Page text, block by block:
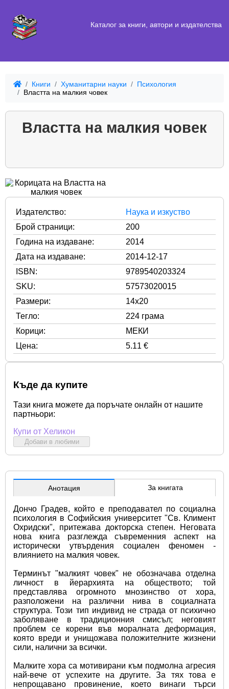
Каталог за книги, автори и издателства
Книги Хуманитарни науки
Психология
Властта на малкия човек
Властта на малкия човек
Издателство:
Наука и изкуство
Брой страници:
200
Година на издаване:
2014
Дата на издаване:
2014-12-17
ISBN:
9789540203324
SKU:
57573020015
Размери:
14x20
Тегло:
224 грама
Корици:
МЕКИ
Цена:
5.11 €
Къде да купите
Тази книга можете да поръчате онлайн от нашите
партньори:
Купи от Хеликон
Добави в любими
Анотация За книгата
Дончо Градев, който е преподавател по социална
психология в Софийския университет "Св. Климент
Охридски", притежава докторска степен. Неговата
нова книга разглежда съвременния аспект на
исторически утвърдения социален феномен -
влиянието на малкия човек.
Терминът "малкият човек" не обозначава отделна
личност в йерархията на обществото; той
представлява огромното мнозинство от хора,
разположени на различни нива в социалната
структура. Този тип индивид не страда от психично
заболяване в традиционния смисъл; неговият
проблем се корени във моралната деформация,
която вреди и унищожава положителните жизнени
сили, налични за всички.
Малките хора са мотивирани към подмолна агресия
най-вече от успехите на другите. За тях това е
непрощавано провинение, което винаги търси